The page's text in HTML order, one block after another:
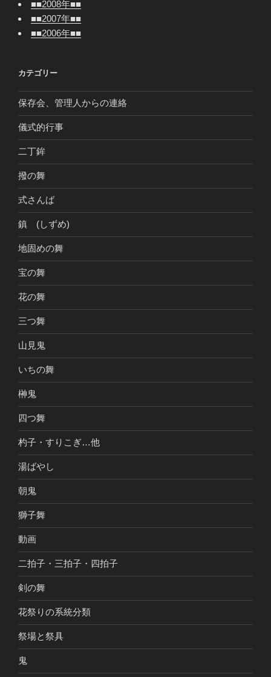
■■2008年■■
■■2007年■■
■■2006年■■
カテゴリー
保存会、管理人からの連絡
儀式的行事
二丁鉾
撥の舞
式さんば
鎮 (しずめ)
地固めの舞
宝の舞
花の舞
三つ舞
山見鬼
いちの舞
榊鬼
四つ舞
杓子・すりこぎ…他
湯ばやし
朝鬼
獅子舞
動画
二拍子・三拍子・四拍子
剣の舞
花祭りの系統分類
祭場と祭具
鬼